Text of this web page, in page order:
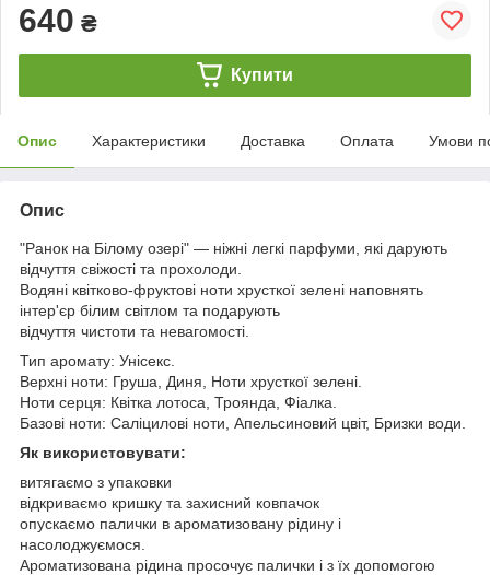
640 ₴
Купити
Опис Характеристики Доставка Оплата Умови
Опис
"Ранок на Білому озері" — ніжні легкі парфуми, які дарують
відчуття свіжості та прохолоди.
Водяні квітково-фруктові ноти хрусткої зелені наповнять
інтер'єр білим світлом та подарують
відчуття чистоти та невагомості.
Тип аромату: Унісекс.
Верхні ноти: Груша, Диня, Ноти хрусткої зелені.
Ноти серця: Квітка лотоса, Троянда, Фіалка.
Базові ноти: Саліцилові ноти, Апельсиновий цвіт, Бризки води.
Як використовувати:
витягаємо з упаковки
відкриваємо кришку та захисний ковпачок
опускаємо палички в ароматизовану рідину і
насолоджуємося.
Ароматизована рідина просочує палички і з їх допомогою